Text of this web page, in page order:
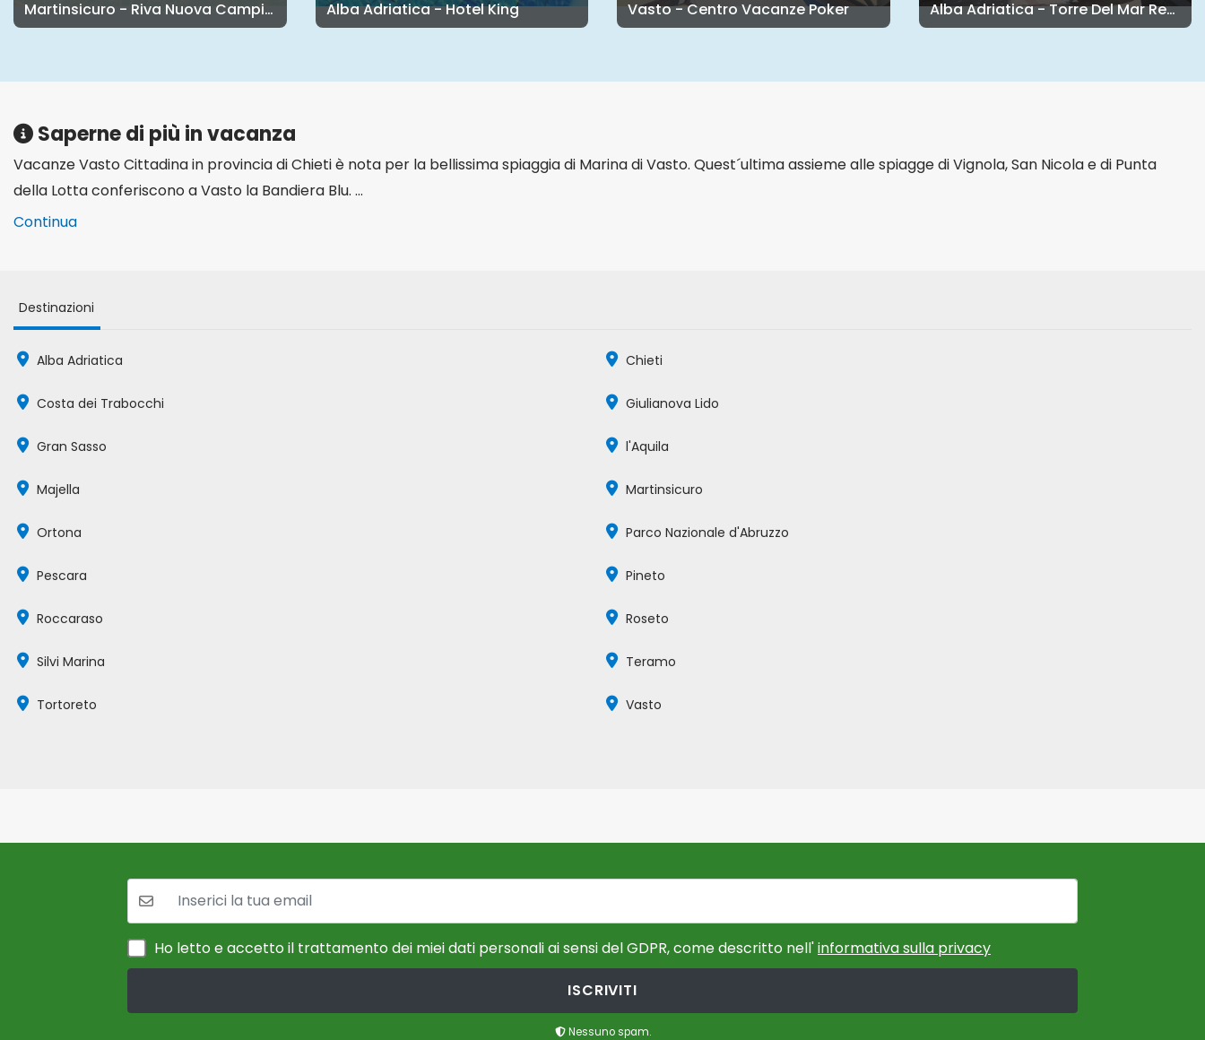
Martinsicuro - Riva Nuova Camping Village Alba Adriatica - Hotel King Vasto - Centro Vacanze Poker Alba Adriatica - Torre Del Mar Residence
Saperne di più in vacanza
Vacanze Vasto Cittadina in provincia di Chieti è nota per la bellissima spiaggia di Marina di Vasto. Quest´ultima assieme alle spiagge di Vignola, San Nicola e di Punta
della Lotta conferiscono a Vasto la Bandiera Blu. ...
Continua
Destinazioni
Alba Adriatica Chieti
Costa dei Trabocchi Giulianova Lido
Gran Sasso l'Aquila
Majella Martinsicuro
Ortona Parco Nazionale d'Abruzzo
Pescara Pineto
Roccaraso Roseto
Silvi Marina Teramo
Tortoreto Vasto
La tua mail:
Ho letto e accetto il trattamento dei miei dati personali ai sensi del GDPR, come descritto nell'informativa sulla privacy
ISCRIVITI
Nessuno spam.